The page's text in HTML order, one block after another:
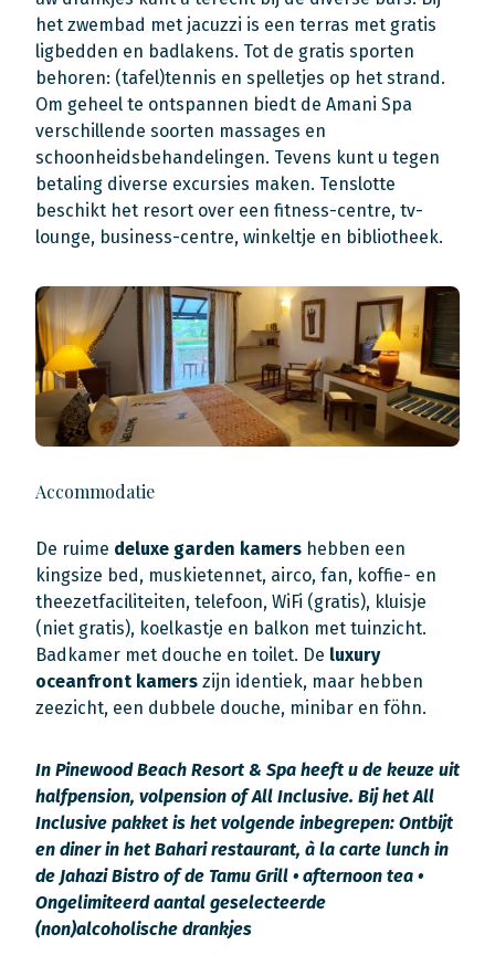
het zwembad met jacuzzi is een terras met gratis
ligbedden en badlakens. Tot de gratis sporten
behoren: (tafel)tennis en spelletjes op het strand.
Om geheel te ontspannen biedt de Amani Spa
verschillende soorten massages en
schoonheidsbehandelingen. Tevens kunt u tegen
betaling diverse excursies maken. Tenslotte
beschikt het resort over een fitness-centre, tv-
lounge, business-centre, winkeltje en bibliotheek.
Accommodatie
De ruime deluxe garden kamers hebben een
kingsize bed, muskietennet, airco, fan, koffie- en
theezetfaciliteiten, telefoon, WiFi (gratis), kluisje
(niet gratis), koelkastje en balkon met tuinzicht.
Badkamer met douche en toilet. De luxury
oceanfront kamers zijn identiek, maar hebben
zeezicht, een dubbele douche, minibar en föhn.
In Pinewood Beach Resort & Spa heeft u de keuze uit
halfpension, volpension of All Inclusive. Bij het All
Inclusive pakket is het volgende inbegrepen: Ontbijt
en diner in het Bahari restaurant, à la carte lunch in
de Jahazi Bistro of de Tamu Grill • afternoon tea •
Ongelimiteerd aantal geselecteerde
(non)alcoholische drankjes